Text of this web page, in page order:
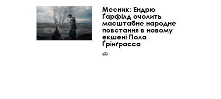
Месник: Ендрю
Ґарфілд очолить
масштабне народне
повстання в новому
екшені Пола
Ґрінґрасса